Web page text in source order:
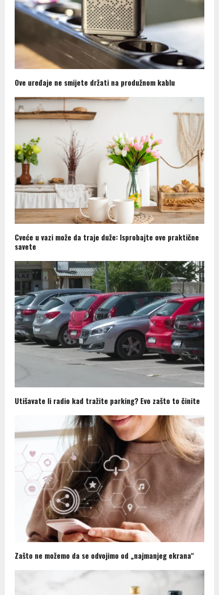
Ove uređaje ne smijete držati na produžnom kablu
Cveće u vazi može da traje duže: Isprobajte ove praktične
savete
Utišavate li radio kad tražite parking? Evo zašto to činite
Zašto ne možemo da se odvojimo od „najmanjeg ekrana“